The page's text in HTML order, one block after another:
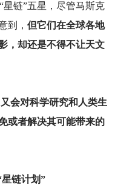
星链”五星，尽管马斯克
到， 但它们在全球各地
，却还是不得不让天文
会对科学研究和人类生
或者解决其可能带来的
链计划”